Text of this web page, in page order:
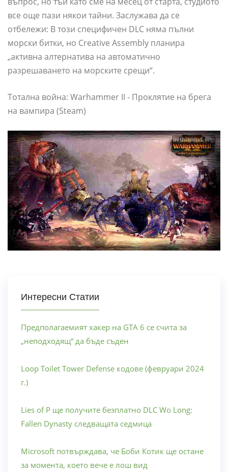
все още пази някои тайни. Заслужава да се
отбележи: В този специфичен DLC няма пълни
морски битки, но Creative Assembly планира
„активна алтернатива на автоматично
разрешаването на морските срещи“.
Тотална война: Warhammer II - Проклятие на брега
на вампира (Steam)
Интересни Статии
Предполагаемият хакер на GTA 6 се счита за
„неподходящ“ да бъде съден
Loop Toilet Tower Defense кодове (февруари 2024
г.)
Lies of P ще получите безплатно DLC Wo Long:
Fallen Dynasty следващата седмица
Microsoft потвърждава, че Боби Котик ще остане
за момента, което вече е лош вид